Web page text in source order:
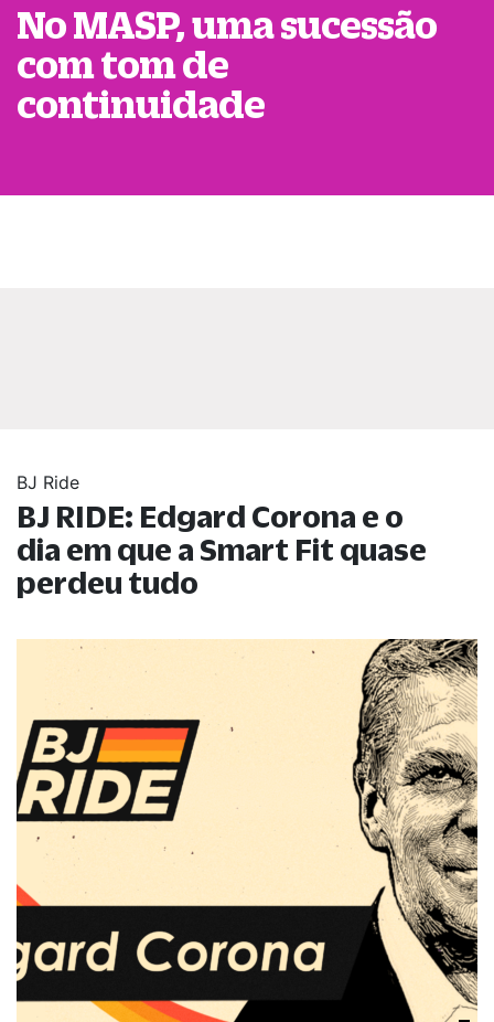
No MASP, uma sucessão
com tom de
continuidade
BJ Ride
BJ RIDE: Edgard Corona e o
dia em que a Smart Fit quase
perdeu tudo